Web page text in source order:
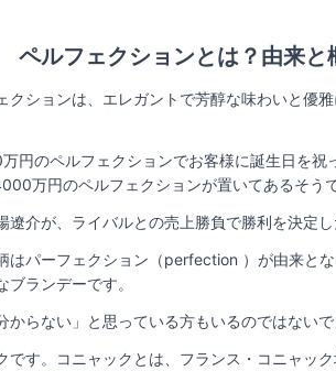
ペルフェクションとは？由来と
ションは、エレガントで芳醇な味わいと優
円のペルフェクションでお客様に誕生日を
万円のペルフェクションが置いてあるそうで
介が、ライバルとの売上勝負で勝利を決定
パーフェクション（perfection ）が由来と
ランデーです。
らない」と思っている方もいるのではないで
す。コニャックとは、フランス・コニャッ